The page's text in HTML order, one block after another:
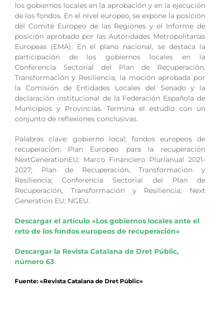
los gobiernos locales en la aprobación y en la ejecución
de los fondos. En el nivel europeo, se expone la posición
del Comité Europeo de las Regiones y el Informe de
posición aprobado por las Autoridades Metropolitanas
Europeas (EMA). En el plano nacional, se destaca la
participación de los gobiernos locales en la
Conferencia Sectorial del Plan de Recuperación,
Transformación y Resiliencia, la moción aprobada por
la Comisión de Entidades Locales del Senado y la
declaración institucional de la Federación Española de
Municipios y Provincias. Termina el estudio con un
conjunto de reflexiones conclusivas.
Palabras clave: gobierno local; fondos europeos de
recuperación; Plan Europeo para la recuperación
NextGenerationEU; Marco Financiero Plurianual 2021-
2027; Plan de Recuperación, Transformación y
Resiliencia; Conferencia Sectorial del Plan de
Recuperación, Transformación y Resiliencia; Next
Generation EU; NGEU.
Descargar el artículo «Los gobiernos locales ante el
reto de los fondos europeos de recuperación»
Descargar la Revista Catalana de Dret Públic,
número 63
Fuente: «Revista Catalana de Dret Públic»